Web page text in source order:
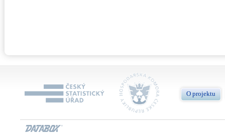
O projektu